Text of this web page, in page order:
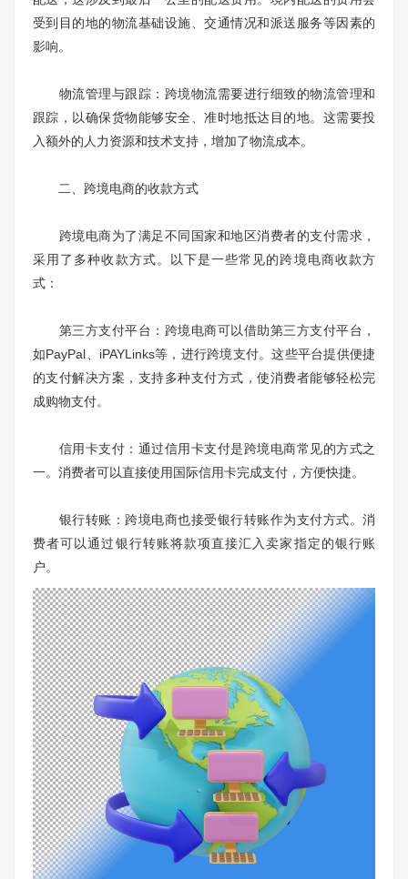
受到目的地的物流基础设施、交通情况和派送服务等因素的
影响。
物流管理与跟踪：跨境物流需要进行细致的物流管理和
跟踪，以确保货物能够安全、准时地抵达目的地。这需要投
入额外的人力资源和技术支持，增加了物流成本。
二、跨境电商的收款方式
跨境电商为了满足不同国家和地区消费者的支付需求，
采用了多种收款方式。以下是一些常见的跨境电商收款方
式：
第三方支付平台：跨境电商可以借助第三方支付平台，
如PayPal、iPAYLinks等，进行跨境支付。这些平台提供便捷
的支付解决方案，支持多种支付方式，使消费者能够轻松完
成购物支付。
信用卡支付：通过信用卡支付是跨境电商常见的方式之
一。消费者可以直接使用国际信用卡完成支付，方便快捷。
银行转账：跨境电商也接受银行转账作为支付方式。消
费者可以通过银行转账将款项直接汇入卖家指定的银行账
户。